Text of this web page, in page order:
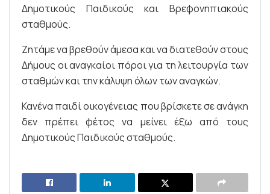
Δημοτικούς Παιδικούς και Βρεφονηπιακούς
σταθμούς.
Ζητάμε να βρεθούν άμεσα και να διατεθούν στους
Δήμους οι αναγκαίοι πόροι για τη λειτουργία των
σταθμών και την κάλυψη όλων των αναγκών.
Κανένα παιδί οικογένειας που βρίσκετε σε ανάγκη
δεν πρέπει φέτος να μείνει έξω από τους
Δημοτικούς Παιδικούς σταθμούς.